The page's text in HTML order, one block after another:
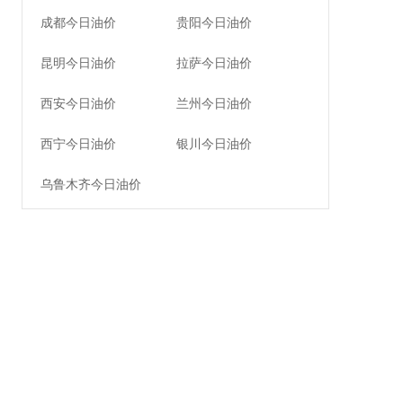
成都今日油价 贵阳今日油价
昆明今日油价 拉萨今日油价
西安今日油价 兰州今日油价
西宁今日油价 银川今日油价
乌鲁木齐今日油价